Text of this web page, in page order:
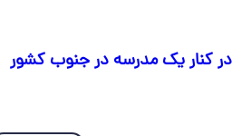
در کنار یک مدرسه در جنوب کشور